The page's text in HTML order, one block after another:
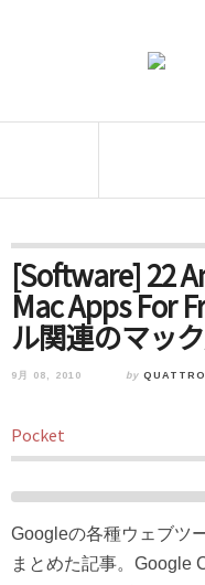
[Software] 22
Mac Apps For
ル関連のマッ
9月 08, 2010 by QUATTRO
Pocket
Googleの各種ウェブツ
まとめた記事。Google